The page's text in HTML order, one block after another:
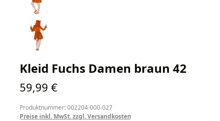
Kleid Fuchs Damen braun 42
Regulärer Preis:
59,99 €
Produktnummer: 002204-000-027
Preise inkl. MwSt. zzgl. Versandkosten